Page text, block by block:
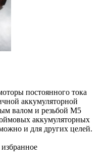
постоянного тока
аккумуляторной
валом и резьбой М5
аккумуляторных
и для других целей.